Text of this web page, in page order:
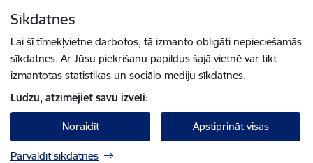
Sīkdatnes
Lai šī tīmekļvietne darbotos, tā izmanto obligāti nepieciešamās
sīkdatnes. Ar Jūsu piekrišanu papildus šajā vietnē var tikt
izmantotas statistikas un sociālo mediju sīkdatnes.
Lūdzu, atzīmējiet savu izvēli:
Noraidīt Apstiprināt visas
Pārvaldīt sīkdatnes